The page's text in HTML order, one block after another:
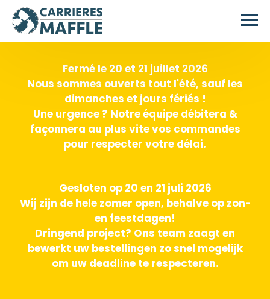
Passer au contenu principal
Fermé le 20 et 21 juillet 2026
Nous sommes ouverts tout l'été, sauf les
dimanches et jours fériés !
Une urgence ? Notre équipe débitera &
façonnera au plus vite vos commandes
pour respecter votre délai.
Gesloten op 20 en 21 juli 2026
Wij zijn de hele zomer open, behalve op zon-
en feestdagen!
Dringend project? Ons team zaagt en
bewerkt uw bestellingen zo snel mogelijk
om uw deadline te respecteren.